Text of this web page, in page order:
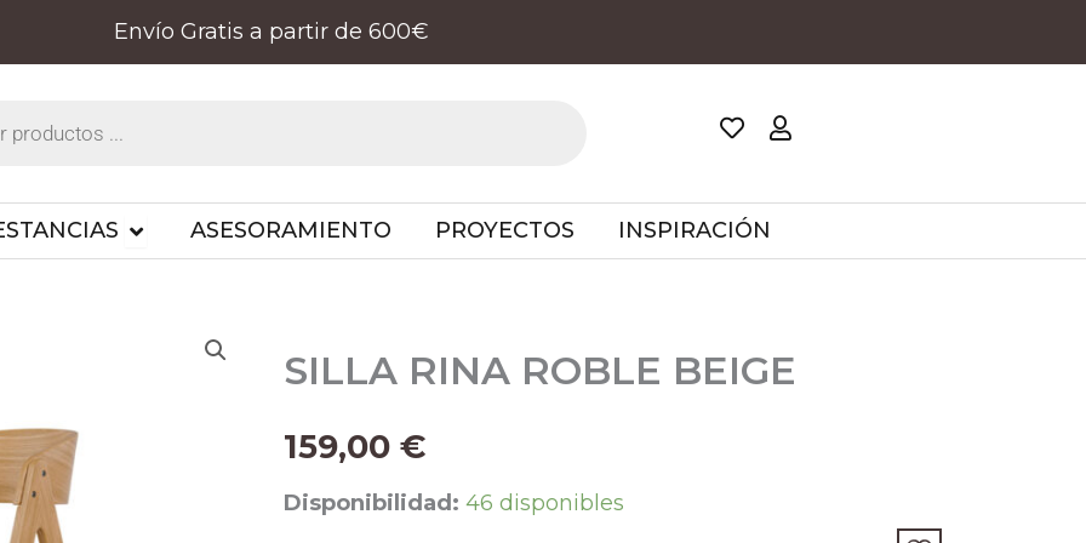
Envío Gratis a partir de 600€
OPEN ESTANCIAS
ASESORAMIENTO PROYECTOS INSPIRACIÓN
SILLA RINA ROBLE BEIGE
159,00 €
Disponibilidad: 46 disponibles
SILLA
RINA